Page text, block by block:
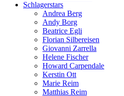
Schlagerstars
Andrea Berg
Andy Borg
Beatrice Egli
Florian Silbereisen
Giovanni Zarrella
Helene Fischer
Howard Carpendale
Kerstin Ott
Marie Reim
Matthias Reim